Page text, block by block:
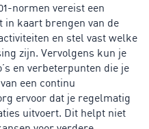
normen vereist een
in kaart brengen van de
en stel vast welke
zijn. Vervolgens kun je
en verbeterpunten die je
een continu
ervoor dat je regelmatig
uitvoert. Dit helpt niet